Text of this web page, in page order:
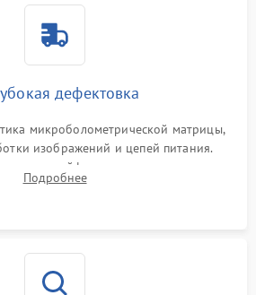
дефектовка
микроболометрической матрицы,
изображений и цепей питания.
шлейфов, модуля памяти и
сгоревших SMD-компонентов
Подробнее